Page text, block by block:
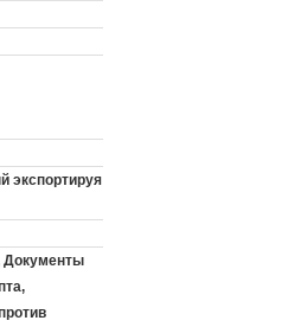
экспортируя
Документы